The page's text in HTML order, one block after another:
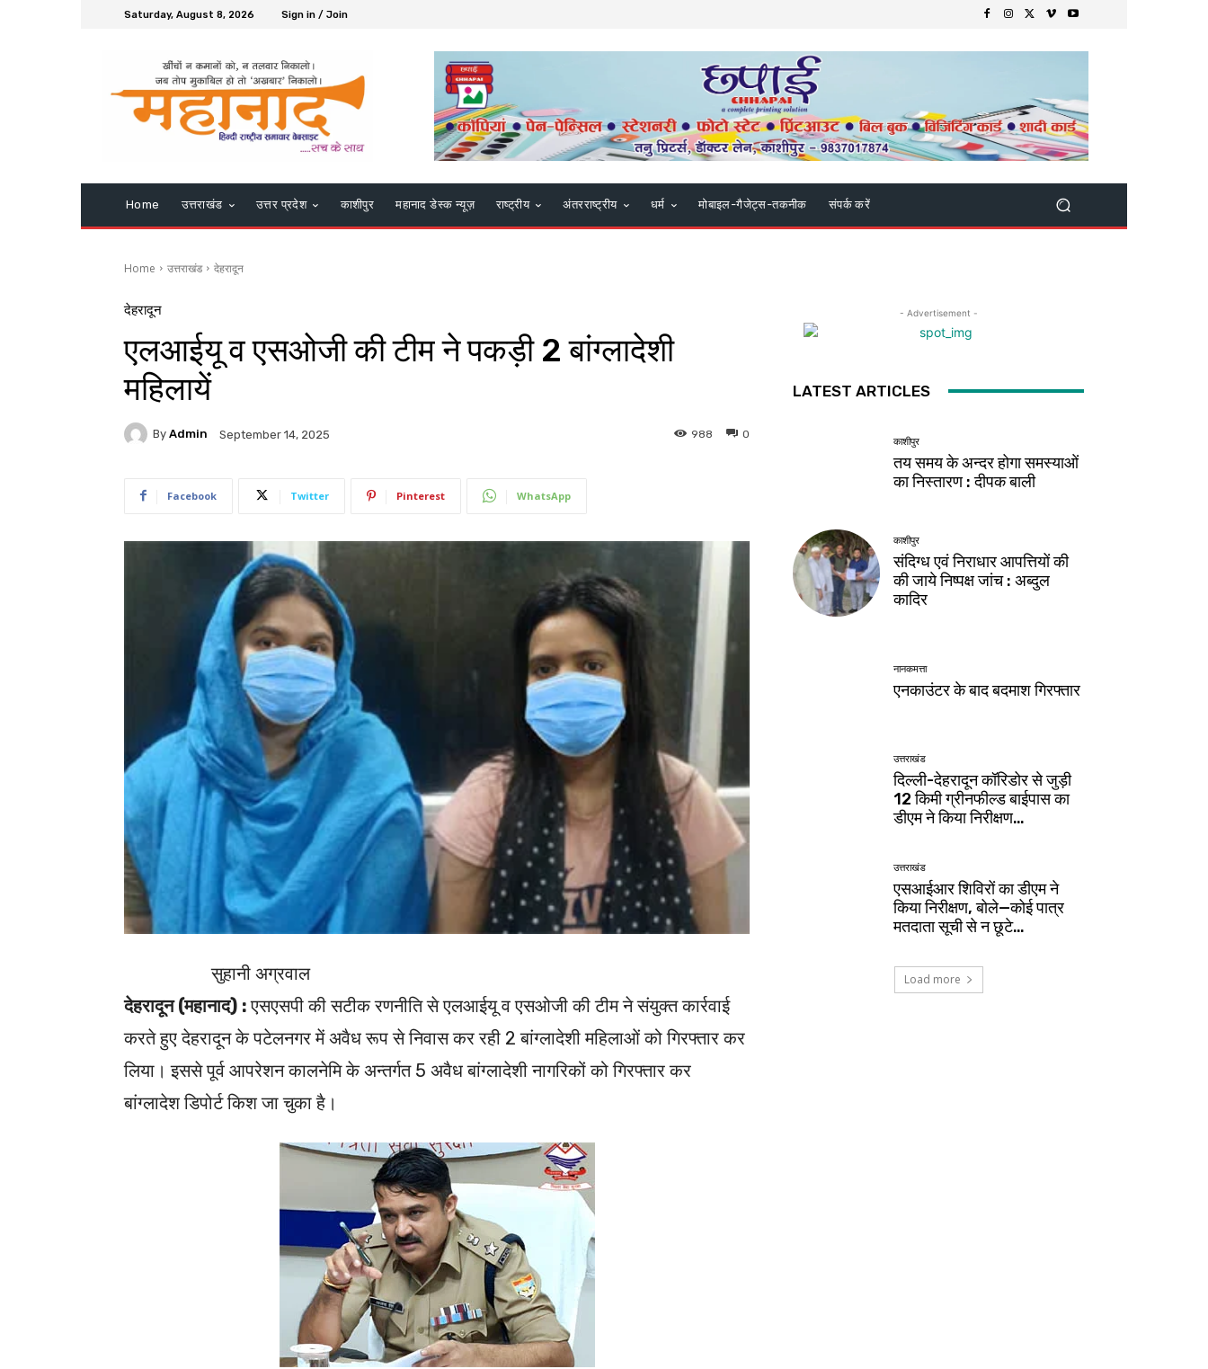
Saturday, August 8, 2026 Sign in / Join
Home उत्तराखंड उत्तर प्रदेश काशीपुर महानाद डेस्क न्यूज़ राष्ट्रीय अंतरराष्ट्रीय धर्म मोबाइल-गैजेट्स-तकनीक संपर्क करें
Home उत्तराखंड देहरादून
देहरादून
एलआईयू व एसओजी की टीम ने पकड़ी 2 बांग्लादेशी
महिलायें
By Admin September 14, 2025 0
988
Facebook Twitter Pinterest WhatsApp
सुहानी अग्रवाल
देहरादून (महानाद) :एसएसपी की सटीक रणनीति से एलआईयू व एसओजी की टीम ने संयुक्त कार्रवाई
करते हुए देहरादून के पटेलनगर में अवैध रूप से निवास कर रही 2 बांग्लादेशी महिलाओं को गिरफ्तार कर
लिया। इससे पूर्व आपरेशन कालनेमि के अन्तर्गत 5 अवैध बांग्लादेशी नागरिकों को गिरफ्तार कर
बांग्लादेश डिपोर्ट किश जा चुका है।
- Advertisement -
LATEST ARTICLES
काशीपुर
तय समय के अन्दर होगा समस्याओं
का निस्तारण : दीपक बाली
काशीपुर
संदिग्ध एवं निराधार आपत्तियों की
की जाये निष्पक्ष जांच : अब्दुल
कादिर
नानकमत्ता
एनकाउंटर के बाद बदमाश गिरफ्तार
उत्तराखंड
दिल्ली-देहरादून कॉरिडोर से जुड़ी
12 किमी ग्रीनफील्ड बाईपास का
डीएम ने किया निरीक्षण…
उत्तराखंड
एसआईआर शिविरों का डीएम ने
किया निरीक्षण, बोले—कोई पात्र
मतदाता सूची से न छूटे…
Load more